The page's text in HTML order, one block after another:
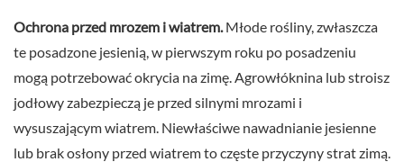
Ochrona przed mrozem i wiatrem. Młode rośliny, zwłaszcza
te posadzone jesienią, w pierwszym roku po posadzeniu
mogą potrzebować okrycia na zimę. Agrowłóknina lub stroisz
jodłowy zabezpieczą je przed silnymi mrozami i
wysuszającym wiatrem. Niewłaściwe nawadnianie jesienne
lub brak osłony przed wiatrem to częste przyczyny strat zimą.